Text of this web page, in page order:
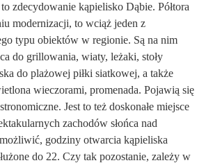
zdecydowanie kąpielisko Dąbie. Półtora
modernizacji, to wciąż jeden z
typu obiektów w regionie. Są na nim
do grillowania, wiaty, leżaki, stoły
do plażowej piłki siatkowej, a także
wieczorami, promenada. Pojawią się
Jest to też doskonałe miejsce
zachodów słońca nad
godziny otwarcia kąpieliska
do 22. Czy tak pozostanie, zależy w